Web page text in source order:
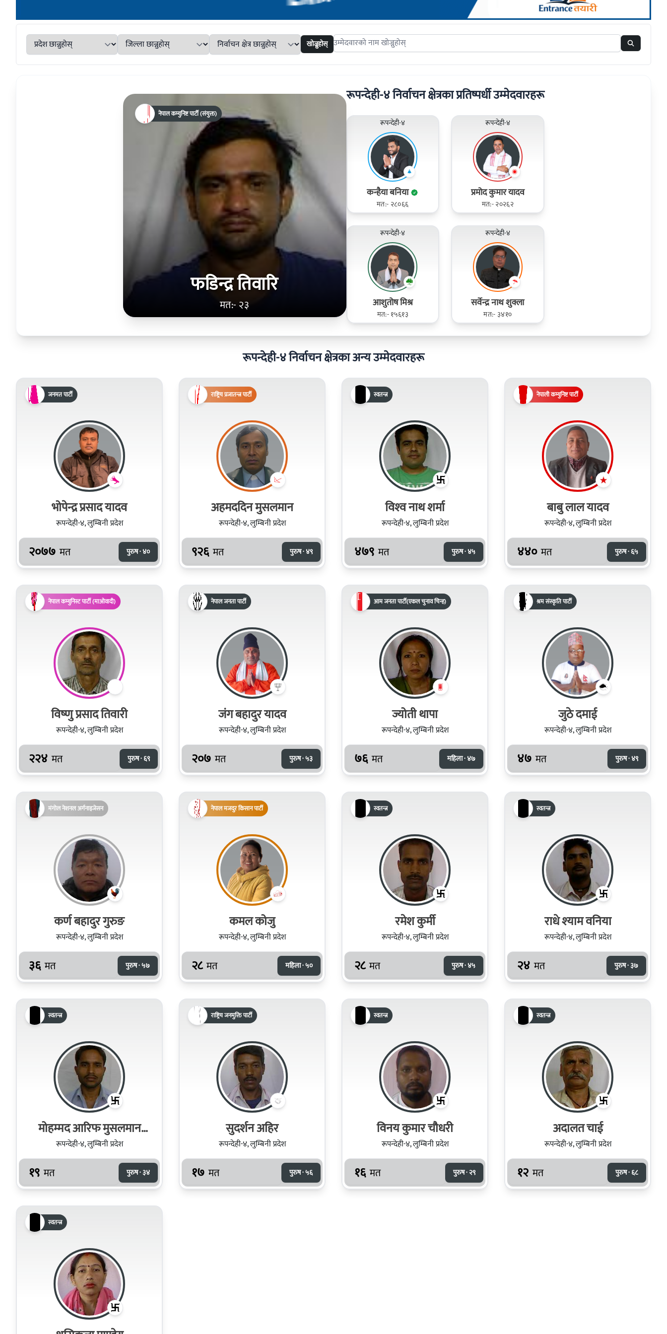
खोज्नुहोस् Search candidates
फडिन्द्र तिवारि
मत:- २३
नेपाल कम्युनिष्ट पार्टी (संयुक्त)
रूपन्देही-४ निर्वाचन क्षेत्रका प्रतिष्पर्धी उम्मेदवारहरू
रूपन्देही-४
कन्हैया बनिया
मत:- २८०६६
रूपन्देही-४
प्रमोद कुमार यादव
मत:- २०२६२
रूपन्देही-४
आशुतोष मिश्र
मत:- १५६१३
रूपन्देही-४
सर्वेन्द्र नाथ शुक्ला
मत:- ३४१०
रूपन्देही-४ निर्वाचन क्षेत्रका अन्य उम्मेदवारहरू
जनमत पार्टी
भोपेन्द्र प्रसाद यादव
रूपन्देही-४, लुम्बिनी प्रदेश
२०७७ मत पुरुष · ४०
राष्ट्रिय प्रजातन्त्र पार्टी
अहमददिन मुसलमान
रूपन्देही-४, लुम्बिनी प्रदेश
९२६ मत पुरुष · ४९
स्वतन्त्र
विश्‍व नाथ शर्मा
रूपन्देही-४, लुम्बिनी प्रदेश
४७९ मत पुरुष · ४५
नेपाली कम्युनिष्ट पार्टी
बाबु लाल यादव
रूपन्देही-४, लुम्बिनी प्रदेश
४४० मत पुरुष · ६५
नेपाल कम्युनिस्ट पार्टी (माओवादी)
विष्‍णु प्रसाद तिवारी
रूपन्देही-४, लुम्बिनी प्रदेश
२२४ मत पुरुष · ६९
नेपाल जनता पार्टी
जंग बहादुर यादव
रूपन्देही-४, लुम्बिनी प्रदेश
२०७ मत पुरुष · ५३
आम जनता पार्टी(एकल चुनाव चिन्ह)
ज्योती थापा
रूपन्देही-४, लुम्बिनी प्रदेश
७६ मत महिला · ४७
श्रम संस्कृति पार्टी
जुठे दमाई
रूपन्देही-४, लुम्बिनी प्रदेश
४७ मत पुरुष · ४९
मंगोल नेशनल अर्गनाइजेसन
कर्ण बहादुर गुरुङ
रूपन्देही-४, लुम्बिनी प्रदेश
३६ मत पुरुष · ५७
नेपाल मजदुर किसान पार्टी
कमल कोजु
रूपन्देही-४, लुम्बिनी प्रदेश
२८ मत महिला · ५०
स्वतन्त्र
रमेश कुर्मी
रूपन्देही-४, लुम्बिनी प्रदेश
२८ मत पुरुष · ४५
स्वतन्त्र
राधे श्‍याम वनिया
रूपन्देही-४, लुम्बिनी प्रदेश
२४ मत पुरुष · ३७
स्वतन्त्र
मोहम्मद आरिफ मुसलमान
खान
रूपन्देही-४, लुम्बिनी प्रदेश
१९ मत पुरुष · ३४
राष्ट्रिय जनमुक्ति पार्टी
सुदर्शन अहिर
रूपन्देही-४, लुम्बिनी प्रदेश
१७ मत पुरुष · ५६
स्वतन्त्र
विनय कुमार चौधरी
रूपन्देही-४, लुम्बिनी प्रदेश
१६ मत पुरुष · २९
स्वतन्त्र
अदालत चाई
रूपन्देही-४, लुम्बिनी प्रदेश
१२ मत पुरुष · ६८
स्वतन्त्र